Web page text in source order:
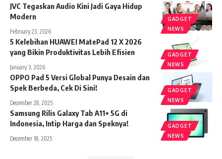
GADGET
NEWS
JVC Tegaskan Audio Kini Jadi Gaya Hidup
Modern
February 23, 2026
GADGET
NEWS
5 Kelebihan HUAWEI MatePad 12 X 2026
yang Bikin Produktivitas Lebih Efisien
January 3, 2026
GADGET
NEWS
OPPO Pad 5 Versi Global Punya Desain dan
Spek Berbeda, Cek Di Sini!
December 28, 2025
GADGET
NEWS
Samsung Rilis Galaxy Tab A11+ 5G di
Indonesia, Intip Harga dan Speknya!
December 18, 2025